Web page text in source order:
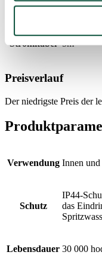
Art der
Stromkabel 5m
Preisverlauf
Der niedrigste Preis der
Verwendung Innen
Schutz
IP44-
das
Lebensdauer 30 000